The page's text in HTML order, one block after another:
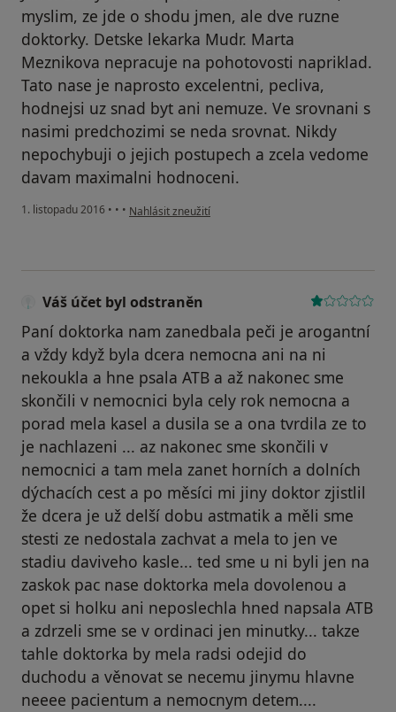
myslim, ze jde o shodu jmen, ale dve ruzne
doktorky. Detske lekarka Mudr. Marta
Meznikova nepracuje na pohotovosti napriklad.
Tato nase je naprosto excelentni, pecliva,
hodnejsi uz snad byt ani nemuze. Ve srovnani s
nasimi predchozimi se neda srovnat. Nikdy
nepochybuji o jejich postupech a zcela vedome
davam maximalni hodnoceni.
1. listopadu 2016 • • • podle názoru uživatele Váš účet byl odstraněn
Nahlásit zneužití
Váš účet byl odstraněn
Paní doktorka nam zanedbala peči je arogantní
a vždy když byla dcera nemocna ani na ni
nekoukla a hne psala ATB a až nakonec sme
skončili v nemocnici byla cely rok nemocna a
porad mela kasel a dusila se a ona tvrdila ze to
je nachlazeni ... az nakonec sme skončili v
nemocnici a tam mela zanet horních a dolních
dýchacích cest a po měsíci mi jiny doktor zjistlil
že dcera je už delší dobu astmatik a měli sme
stesti ze nedostala zachvat a mela to jen ve
stadiu daviveho kasle... ted sme u ni byli jen na
zaskok pac nase doktorka mela dovolenou a
opet si holku ani neposlechla hned napsala ATB
a zdrzeli sme se v ordinaci jen minutky... takze
tahle doktorka by mela radsi odejid do
duchodu a věnovat se necemu jinymu hlavne
neeee pacientum a nemocnym detem....